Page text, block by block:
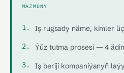
MAZMUNY
Iş rugsady näme, kimler
Ýüz tutma prosesi — 4
Iş beriji kompaniýanyň